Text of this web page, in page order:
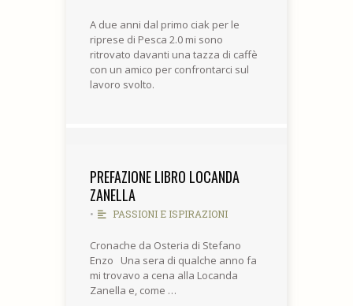
A due anni dal primo ciak per le
riprese di Pesca 2.0 mi sono
ritrovato davanti una tazza di caffè
con un amico per confrontarci sul
lavoro svolto.
PREFAZIONE LIBRO LOCANDA
ZANELLA
• PASSIONI E ISPIRAZIONI
Cronache da Osteria di Stefano
Enzo Una sera di qualche anno fa
mi trovavo a cena alla Locanda
Zanella e, come …